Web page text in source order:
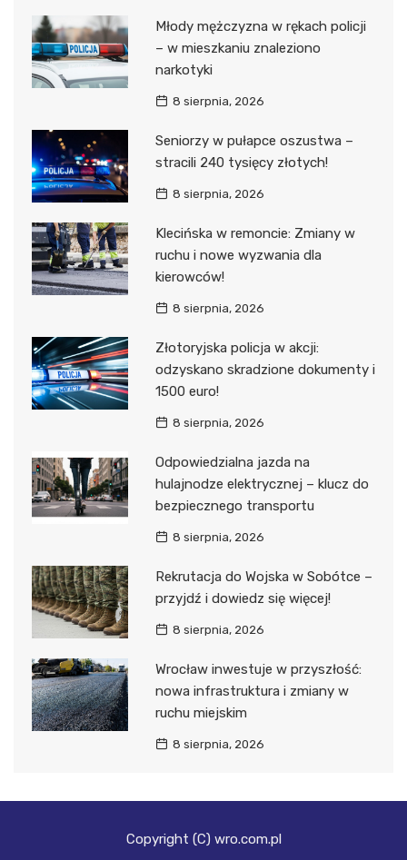
Młody mężczyzna w rękach policji
– w mieszkaniu znaleziono
narkotyki
8 sierpnia, 2026
Seniorzy w pułapce oszustwa –
stracili 240 tysięcy złotych!
8 sierpnia, 2026
Klecińska w remoncie: Zmiany w
ruchu i nowe wyzwania dla
kierowców!
8 sierpnia, 2026
Złotoryjska policja w akcji:
odzyskano skradzione dokumenty i
1500 euro!
8 sierpnia, 2026
Odpowiedzialna jazda na
hulajnodze elektrycznej – klucz do
bezpiecznego transportu
8 sierpnia, 2026
Rekrutacja do Wojska w Sobótce –
przyjdź i dowiedz się więcej!
8 sierpnia, 2026
Wrocław inwestuje w przyszłość:
nowa infrastruktura i zmiany w
ruchu miejskim
8 sierpnia, 2026
Copyright (C) wro.com.pl